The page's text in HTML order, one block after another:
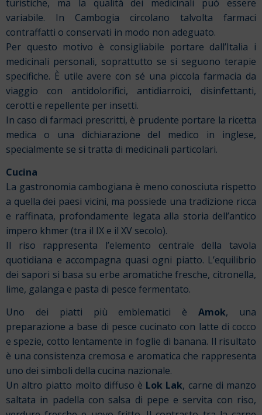
turistiche, ma la qualità dei medicinali può essere
variabile. In Cambogia circolano talvolta farmaci
contraffatti o conservati in modo non adeguato.
Per questo motivo è consigliabile portare dall’Italia i
medicinali personali, soprattutto se si seguono terapie
specifiche. È utile avere con sé una piccola farmacia da
viaggio con antidolorifici, antidiarroici, disinfettanti,
cerotti e repellente per insetti.
In caso di farmaci prescritti, è prudente portare la ricetta
medica o una dichiarazione del medico in inglese,
specialmente se si tratta di medicinali particolari.
Cucina
La gastronomia cambogiana è meno conosciuta rispetto
a quella dei paesi vicini, ma possiede una tradizione ricca
e raffinata, profondamente legata alla storia dell’antico
impero khmer (tra il IX e il XV secolo).
Il riso rappresenta l’elemento centrale della tavola
quotidiana e accompagna quasi ogni piatto. L’equilibrio
dei sapori si basa su erbe aromatiche fresche, citronella,
lime, galanga e pasta di pesce fermentato.
Uno dei piatti più emblematici èAmok, una
preparazione a base di pesce cucinato con latte di cocco
e spezie, cotto lentamente in foglie di banana. Il risultato
è una consistenza cremosa e aromatica che rappresenta
uno dei simboli della cucina nazionale.
Un altro piatto molto diffuso è Lok Lak, carne di manzo
saltata in padella con salsa di pepe e servita con riso,